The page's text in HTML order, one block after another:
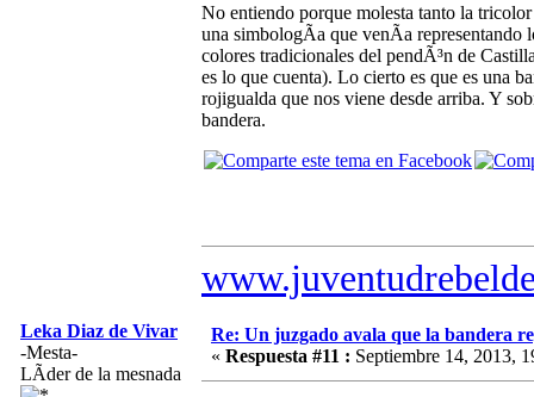
No entiendo porque molesta tanto la
una simbologÃ­a que venÃ­a representando
colores tradicionales del pendÃ³n de
es lo que cuenta). Lo cierto es que es una
rojigualda que nos viene desde arriba. Y
bandera.
Leka Diaz de Vivar
-Mesta-
LÃ­der de la mesnada
Re: Un juzgado avala que la bandera
« Respuesta #11 : Septiembre 14, 2013,